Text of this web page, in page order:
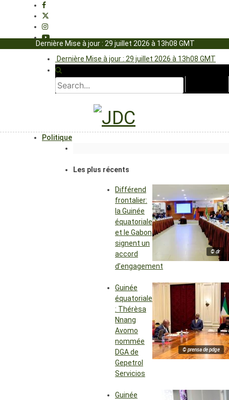
Dernière Mise à jour : 29 juillet 2026 à 13h08 GMT
Dernière Mise à jour : 29 juillet 2026 à 13h08 GMT
Politique
Les plus récents
© dr
Différend
frontalier:
la Guinée
équatoriale
et le Gabon
signent un
accord
d’engagement
© prensa de pdge
Guinée
équatoriale
: Thérèsa
Nnang
Avomo
nommée
DGA de
Gepetrol
Servicios
Guinée